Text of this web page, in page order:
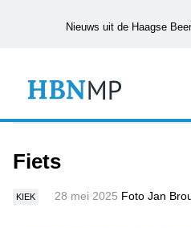
Nieuws uit de Haagse
Fiets
KIEK 28 mei 2025 Foto Jan